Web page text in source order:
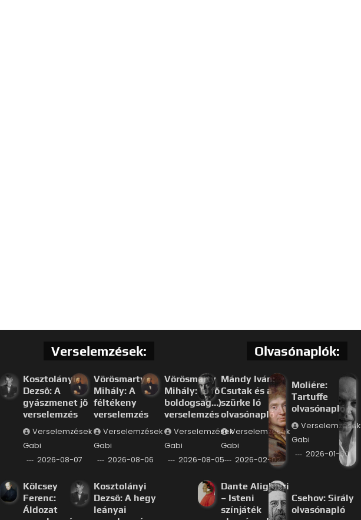
Verselemzések:
Kosztolányi
Dezső: A
gyászmenet jő
verselemzés
Verselemzések
Gabi
2026-08-07
Vörösmarty
Mihály: A
féltékeny
verselemzés
Verselemzések
Gabi
2026-08-06
Vörösmarty
Mihály: (a fő
boldogság…)
verselemzés
Verselemzések
Gabi
2026-08-05
Kölcsey
Ferenc:
Áldozat
Kosztolányi
Dezső: A hegy
leányai
Olvasónaplók:
Mándy Iván:
Csutak és a
szürke ló
olvasónapló
Verselemzések
Gabi
2026-02-02
Moliére:
Tartuffe
olvasónapló
Verselemzések
Gabi
2026-01-30
Dante Alighieri
– Isteni
színjáték
Csehov: Sirály
olvasónapló